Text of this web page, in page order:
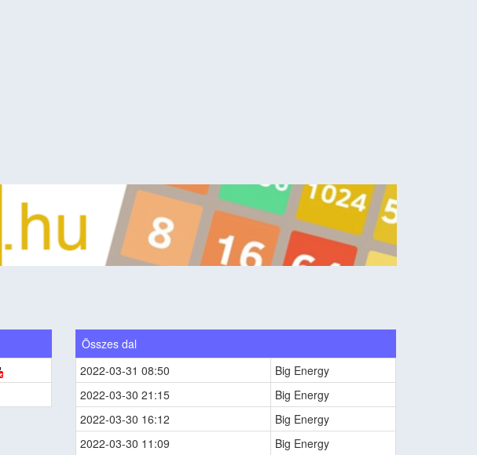
Összes dal
2022-03-31 08:50
Big Energy
2022-03-30 21:15
Big Energy
2022-03-30 16:12
Big Energy
2022-03-30 11:09
Big Energy